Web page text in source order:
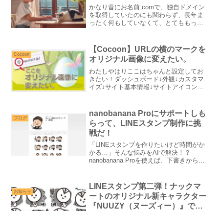
かなり昔にお名前.comで、独自ドメイン
を取得していたのにも関わらず、長年ま
ったく何もしていなくて、とてももった
きました。
Cocoon
【Cocoon】URLの横のマークを
オリジナル画像に変えたい。
わたしやはりここはちゃんと設定してお
きたい！ダッシュボード↓外観↓カスタマ
イズ↓サイト基本情報↓サイトアイコンど
トのフリー素材を『イラストAC』にUP
していますので、是...
ブログ
nanobanana Proにサポートしも
らって、LINEスタンプ制作に挑
戦だ！
「LINEスタンプを作りたいけど時間がか
かる…」そんな悩みをAIで解決！？
nanobanana Proを使えば、下書きから一
お知らせ
LINEスタンプ第二弾！ナックマ
ートのオリジナル新キャラクター
『NUUZY（ヌーズィー）』で